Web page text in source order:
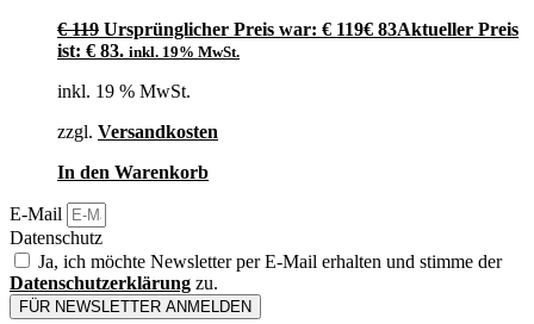
€119 Ursprünglicher Preis war: € 119€ 83Aktueller Preis
ist: € 83. inkl. 19% MwSt.
inkl. 19 % MwSt.
zzgl. Versandkosten
In den Warenkorb
E-Mail
Datenschutz
Ja, ich möchte Newsletter per E-Mail erhalten und stimme der
Datenschutzerklärung zu.
FÜR NEWSLETTER ANMELDEN